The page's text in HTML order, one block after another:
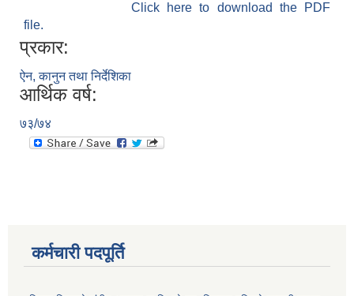
Click here to download the PDF
file.
प्रकार:
ऐन, कानुन तथा निर्देशिका
आर्थिक वर्ष:
७३/७४
कर्मचारी पदपूर्ति